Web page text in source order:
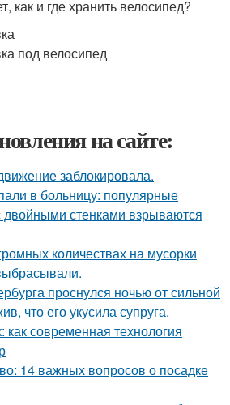
как и где хранить велосипед?
под велосипед
на сайте:
заблокировала.
в больницу: популярные
двойными стенками взрываются
количествах на мусорки
проснулся ночью от сильной
что его укусила супруга.
как современная технология
14 важных вопросов о посадке